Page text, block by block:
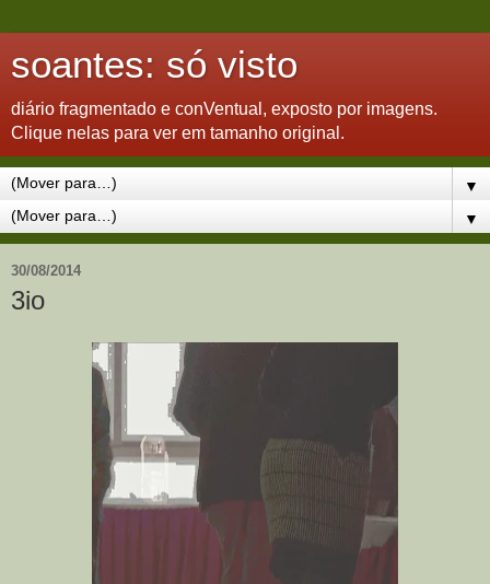
soantes: só visto
diário fragmentado e conVentual, exposto por imagens.
Clique nelas para ver em tamanho original.
▼
▼
30/08/2014
3io